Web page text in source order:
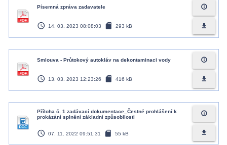
Písemná zpráva zadavatele
access_time 14. 03. 2023 08:08:03 sd_card 293 kB
info_outline
file_download
Smlouva - Průtokový autokláv na dekontaminaci vody
access_time 13. 03. 2023 12:23:26 sd_card 416 kB
info_outline
file_download
Příloha č. 1 zadávací dokumentace_Čestné prohlášení k
prokázání splnění základní způsobilosti
access_time 07. 11. 2022 09:51:31 sd_card 55 kB
info_outline
file_download